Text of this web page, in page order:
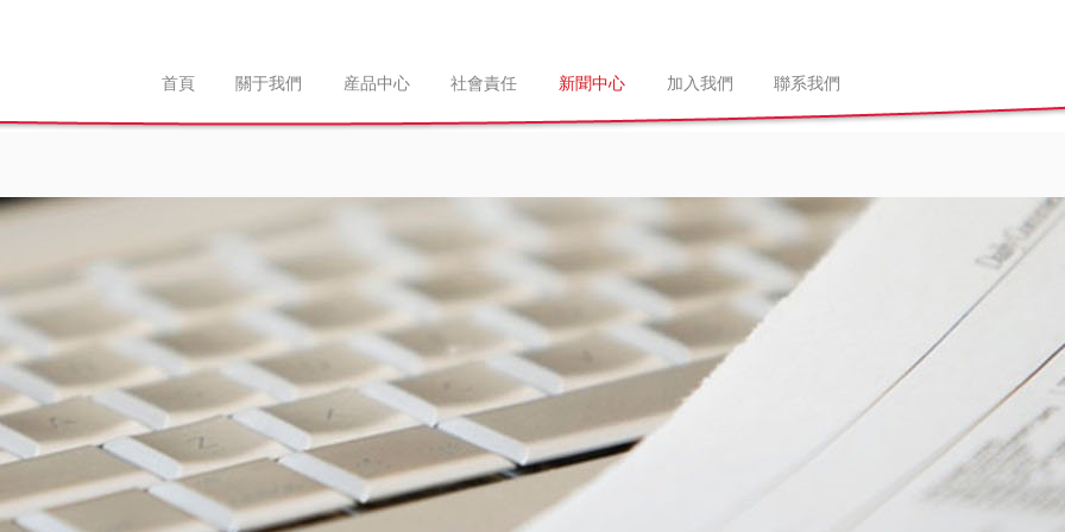
首頁 關于我們 産品中心 社會責任 新聞中心 加入我們 聯系我們